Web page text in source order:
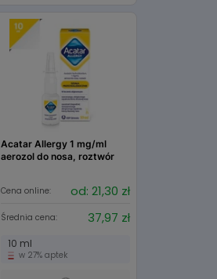
Acatar Allergy 1 mg/ml
aerozol do nosa, roztwór
Cena online: od: 21,30 zł
Średnia cena: 37,97 zł
10 ml
w 27% aptek